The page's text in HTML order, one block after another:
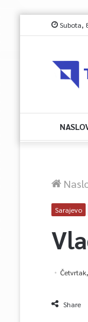
Subota,
Sarajevo
Share